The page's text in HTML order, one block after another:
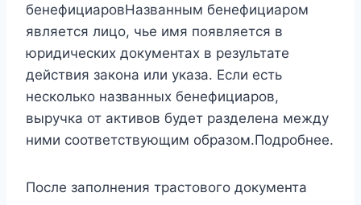
бенефициаровНазванным бенефициаром
является лицо, чье имя появляется в
юридических документах в результате
действия закона или указа. Если есть
несколько названных бенефициаров,
выручка от активов будет разделена между
ними соответствующим образом.Подробнее.
После заполнения трастового документа